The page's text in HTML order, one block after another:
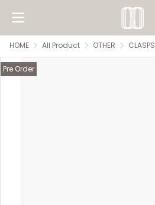
HOME All Product OTHER CLASPS
Pre Order